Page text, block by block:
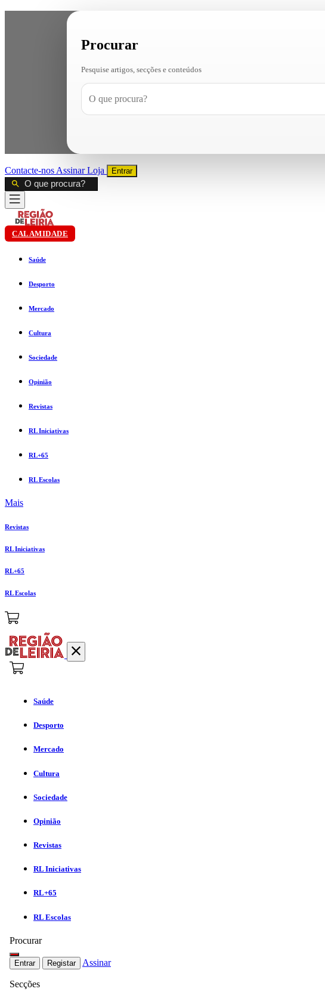
Procurar
Pesquise artigos, secções e conteúdos
Contacte-nos AssinarLoja Entrar
CALAMIDADE
Saúde
Desporto
Mercado
Cultura
Sociedade
Opinião
Revistas
RL Iniciativas
RL+65
RL Escolas
Mais
Revistas
RL Iniciativas
RL+65
RL Escolas
Saúde
Desporto
Mercado
Cultura
Sociedade
Opinião
Revistas
RL Iniciativas
RL+65
RL Escolas
Procurar
Entrar Registar Assinar
Secções